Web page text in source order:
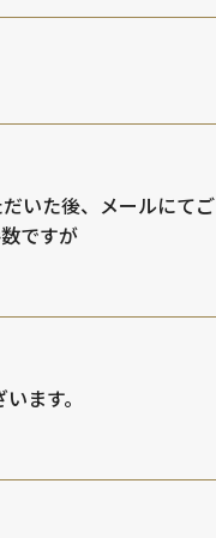
いた後、メールにてご
ですが
ます。